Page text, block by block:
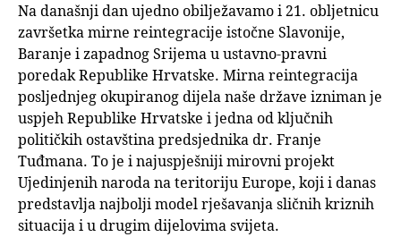
Na današnji dan ujedno obilježavamo i 21. obljetnicu
završetka mirne reintegracije istočne Slavonije,
Baranje i zapadnog Srijema u ustavno-pravni
poredak Republike Hrvatske. Mirna reintegracija
posljednjeg okupiranog dijela naše države izniman je
uspjeh Republike Hrvatske i jedna od ključnih
političkih ostavština predsjednika dr. Franje
Tuđmana. To je i najuspješniji mirovni projekt
Ujedinjenih naroda na teritoriju Europe, koji i danas
predstavlja najbolji model rješavanja sličnih kriznih
situacija i u drugim dijelovima svijeta.